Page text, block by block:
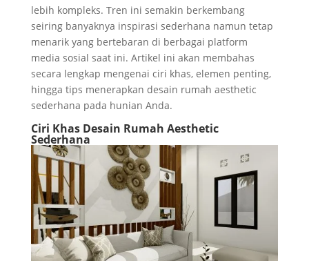
lebih kompleks. Tren ini semakin berkembang
seiring banyaknya inspirasi sederhana namun tetap
menarik yang bertebaran di berbagai platform
media sosial saat ini. Artikel ini akan membahas
secara lengkap mengenai ciri khas, elemen penting,
hingga tips menerapkan desain rumah aesthetic
sederhana pada hunian Anda.
Ciri Khas Desain Rumah Aesthetic
Sederhana